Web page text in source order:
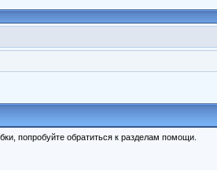
попробуйте обратиться к разделам помощи.